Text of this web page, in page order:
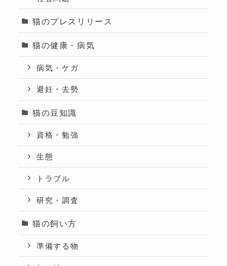
猫のプレスリリース
猫の健康・病気
病気・ケガ
避妊・去勢
猫の豆知識
資格・勉強
生態
トラブル
研究・調査
猫の飼い方
準備する物